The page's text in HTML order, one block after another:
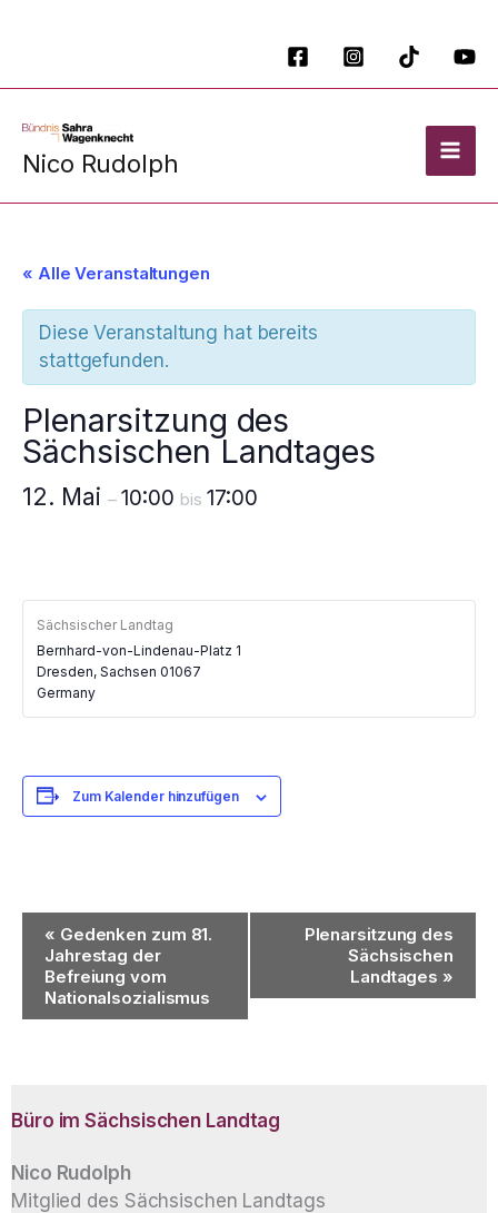
Nico Rudolph
« Alle Veranstaltungen
Diese Veranstaltung hat bereits
stattgefunden.
Plenarsitzung des
Sächsischen Landtages
12. Mai – 10:00 bis 17:00
Sächsischer Landtag
Bernhard-von-Lindenau-Platz 1
Dresden, Sachsen 01067
Germany
Zum Kalender hinzufügen
Veranstaltung-
Navigation
« Gedenken zum 81.
Jahrestag der
Befreiung vom
Nationalsozialismus
Plenarsitzung des
Sächsischen
Landtages »
Büro im Sächsischen Landtag
Nico Rudolph
Mitglied des Sächsischen Landtags